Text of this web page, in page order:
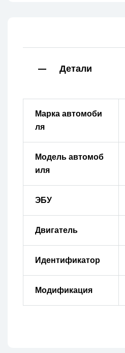
Детали
Марка автомоби
ля
Модель автомоб
иля
ЭБУ
Двигатель
Идентификатор
Модификация